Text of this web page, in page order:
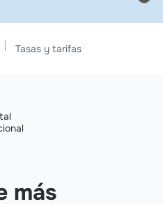
Tasas y tarifas
más